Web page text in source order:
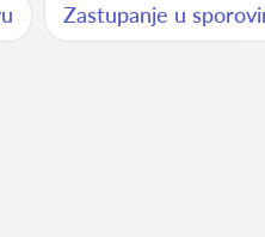
Zastupanje u